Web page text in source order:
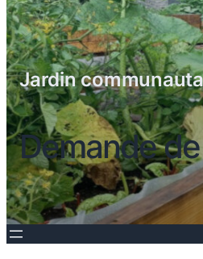
Jardin
Demande